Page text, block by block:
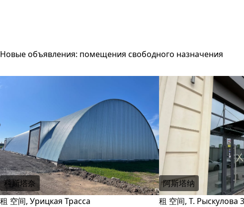
Новые объявления: помещения свободного назначения
科斯塔奈
租 空间, Урицкая Трасса
阿斯塔纳
租 空间, Т. Рыскулова 3